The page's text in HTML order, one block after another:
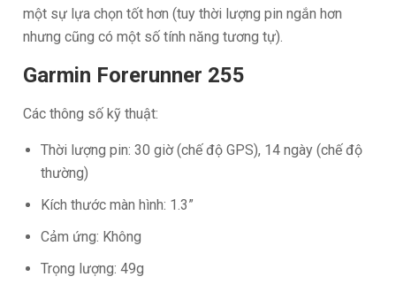
một sự lựa chọn tốt hơn (tuy thời lượng pin ngắn hơn
nhưng cũng có một số tính năng tương tự).
Garmin Forerunner 255
Các thông số kỹ thuật:
Thời lượng pin: 30 giờ (chế độ GPS), 14 ngày (chế độ
thường)
Kích thước màn hình: 1.3”
Cảm ứng: Không
Trọng lượng: 49g